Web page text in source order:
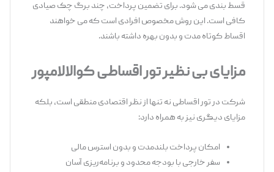
قسط ‌بندی می ‌شود. برای تضمین پرداخت، چند برگ چک صیادی
کافی است. این روش مخصوص افرادی است که می ‌خواهند
اقساط کوتاه ‌مدت و بدون بهره داشته باشند.
مزایای بی‌نظیر تور اقساطی کوالالامپور
شرکت در تور اقساطینه تنها از نظر اقتصادی منطقی است، بلکه
مزایای دیگری نیز به همراه دارد:
امکان پرداخت بلندمدت و بدون استرس مالی
سفر خارجی با بودجه محدود و برنامه‌ریزی آسان